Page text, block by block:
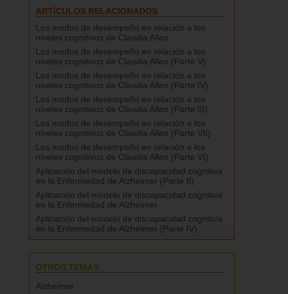
ARTÍCULOS RELACIONADOS
Los modos de desempeño en relación a los
niveles cognitivos de Claudia Allen
Los modos de desempeño en relación a los
niveles cognitivos de Claudia Allen (Parte V)
Los modos de desempeño en relación a los
niveles cognitivos de Claudia Allen (Parte IV)
Los modos de desempeño en relación a los
niveles cognitivos de Claudia Allen (Parte III)
Los modos de desempeño en relación a los
niveles cognitivos de Claudia Allen (Parte VII)
Los modos de desempeño en relación a los
niveles cognitivos de Claudia Allen (Parte VI)
Aplicación del modelo de discapacidad cognitiva
en la Enfermedad de Alzheimer (Parte II)
Aplicación del modelo de discapacidad cognitiva
en la Enfermedad de Alzheimer
Aplicación del modelo de discapacidad cognitiva
en la Enfermedad de Alzheimer (Parte IV)
OTROS TEMAS
Alzheimer